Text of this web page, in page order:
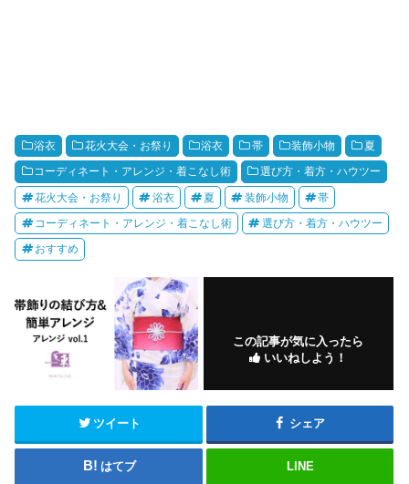
浴衣 花火大会・お祭り 浴衣 帯 装飾小物 夏
コーディネート・アレンジ・着こなし術 選び方・着方・ハウツー
花火大会・お祭り 浴衣 夏 装飾小物 帯
コーディネート・アレンジ・着こなし術 選び方・着方・ハウツー
おすすめ
この記事が気に入ったら
いいねしよう！
ツイート シェア
はてブ LINE